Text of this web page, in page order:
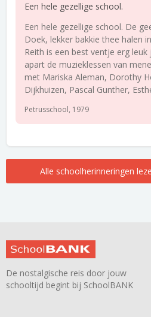
Een hele gezellige school.
Een hele gezellige school. De
Doek, lekker bakkie thee halen
Reith is een best ventje erg leuk
apart de muzieklessen van
met Mariska Aleman, Dorothy
Dijkhuizen, Pascal Gunther,
Petrusschool, 1979
Alle schoolherinneringen
De nostalgische reis door jouw
schooltijd begint bij SchoolBANK